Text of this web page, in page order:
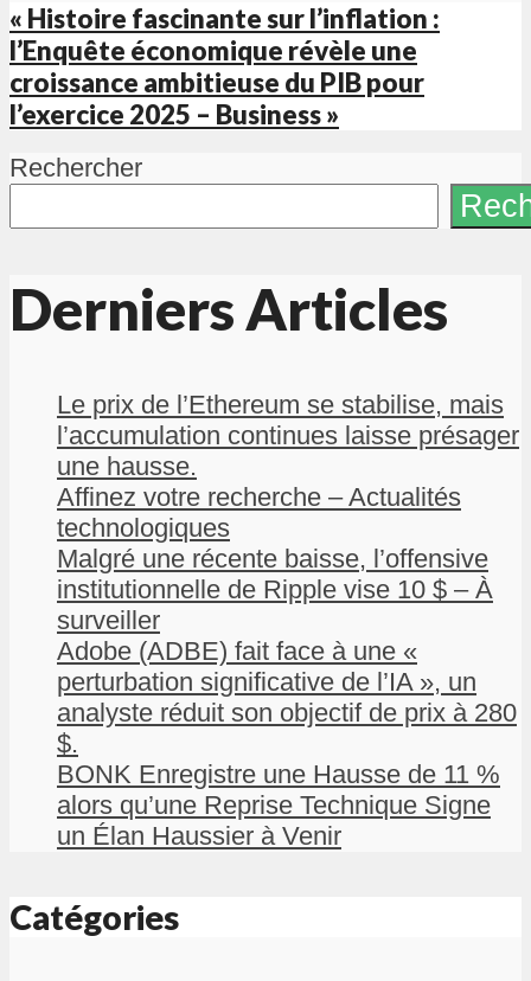
« Histoire fascinante sur l’inflation :
l’Enquête économique révèle une
croissance ambitieuse du PIB pour
l’exercice 2025 – Business »
Rechercher
Derniers Articles
Le prix de l’Ethereum se stabilise, mais
l’accumulation continues laisse présager
une hausse.
Affinez votre recherche – Actualités
technologiques
Malgré une récente baisse, l’offensive
institutionnelle de Ripple vise 10 $ – À
surveiller
Adobe (ADBE) fait face à une «
perturbation significative de l’IA », un
analyste réduit son objectif de prix à 280
$.
BONK Enregistre une Hausse de 11 %
alors qu’une Reprise Technique Signe
un Élan Haussier à Venir
Catégories